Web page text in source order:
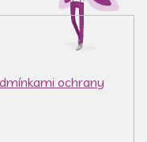
ochrany